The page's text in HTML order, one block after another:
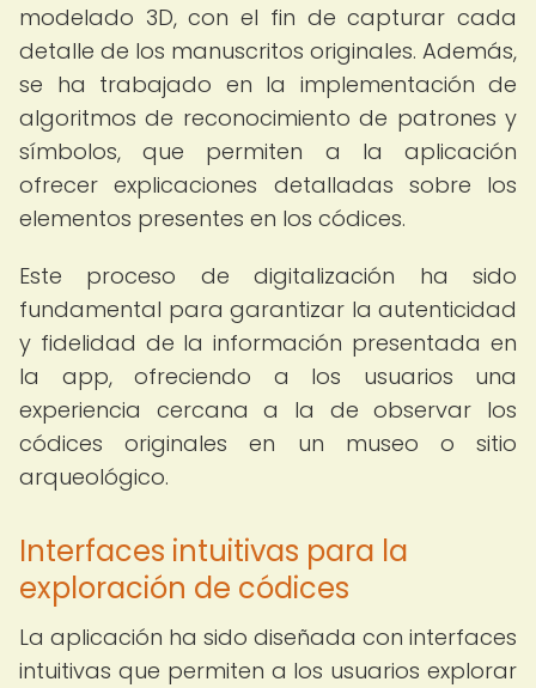
modelado 3D, con el fin de capturar cada
detalle de los manuscritos originales. Además,
se ha trabajado en la implementación de
algoritmos de reconocimiento de patrones y
símbolos, que permiten a la aplicación
ofrecer explicaciones detalladas sobre los
elementos presentes en los códices.
Este proceso de digitalización ha sido
fundamental para garantizar la autenticidad
y fidelidad de la información presentada en
la app, ofreciendo a los usuarios una
experiencia cercana a la de observar los
códices originales en un museo o sitio
arqueológico.
Interfaces intuitivas para la
exploración de códices
La aplicación ha sido diseñada con interfaces
intuitivas que permiten a los usuarios explorar